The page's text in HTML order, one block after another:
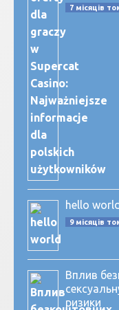
7 місяців
hello world
9 місяців
Вплив
ризики